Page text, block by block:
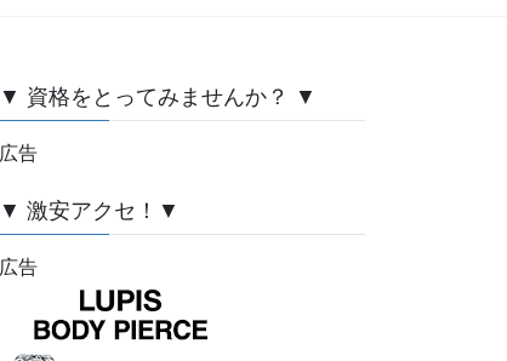
▼ 資格をとってみませんか？ ▼
広告
▼ 激安アクセ！▼
広告